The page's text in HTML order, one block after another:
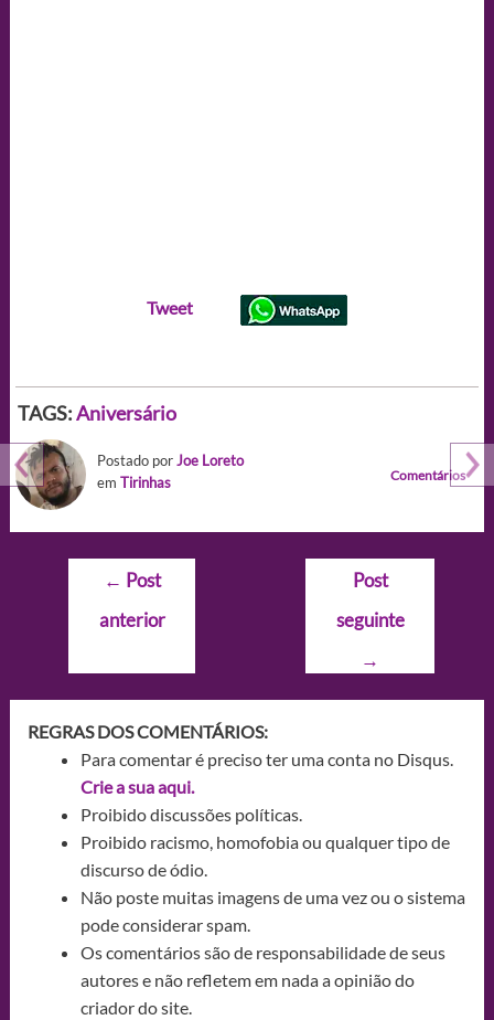
Tweet
TAGS:Aniversário
Postado porJoe Loreto
em Tirinhas Comentários
Navegação
Post
← Post
anterior
Post
seguinte
→
REGRAS DOS COMENTÁRIOS:
Para comentar é preciso ter uma conta no Disqus.
Crie a sua aqui.
Proibido discussões políticas.
Proibido racismo, homofobia ou qualquer tipo de
discurso de ódio.
Não poste muitas imagens de uma vez ou o sistema
pode considerar spam.
Os comentários são de responsabilidade de seus
autores e não refletem em nada a opinião do
criador do site.